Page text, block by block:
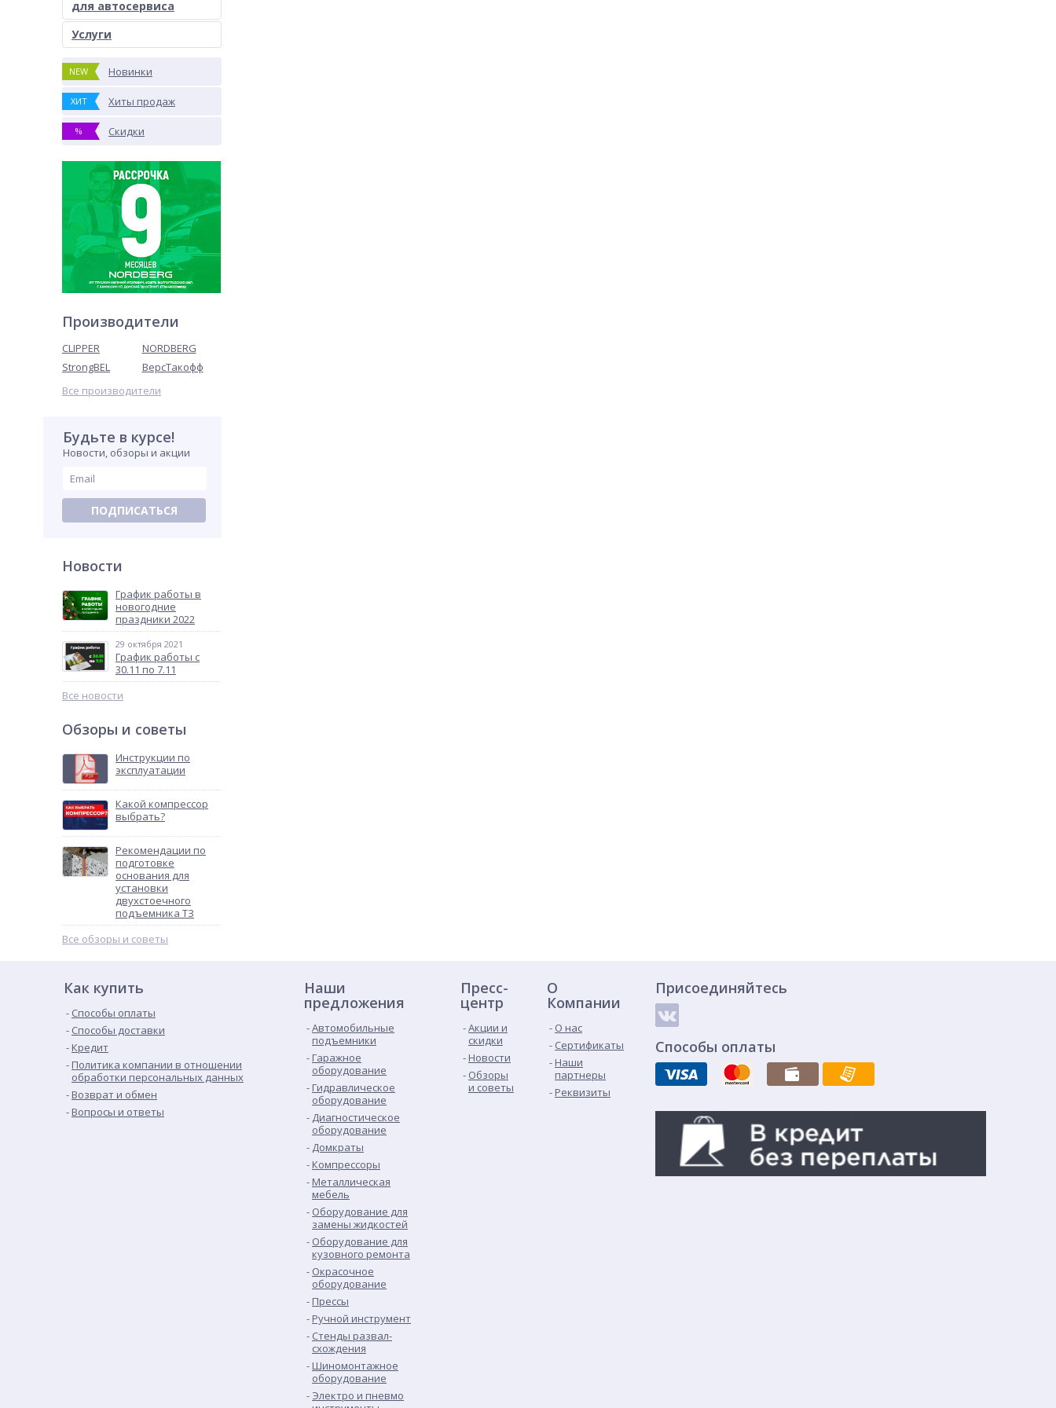
для автосервиса
Услуги
NEW Новинки
ХИТ Хиты продаж
% Скидки
Производители
CLIPPER
NORDBERG
StrongBEL
ВерсТакофф
Все производители
Будьте в курсе!
Новости, обзоры и акции
ПОДПИСАТЬСЯ
Новости
График работы в
новогодние
праздники 2022
29 октября 2021
График работы с
30.11 по 7.11
Все новости
Обзоры и советы
Инструкции по
эксплуатации
Какой компрессор
выбрать?
Рекомендации по
подготовке
основания для
установки
двухстоечного
подъемника ТЗ
Все обзоры и советы
Как купить
Способы оплаты
Способы доставки
Кредит
Политика компании в отношении
обработки персональных данных
Возврат и обмен
Вопросы и ответы
Наши
предложения
Автомобильные
подъемники
Гаражное
оборудование
Гидравлическое
оборудование
Диагностическое
оборудование
Домкраты
Компрессоры
Металлическая
мебель
Оборудование для
замены жидкостей
Оборудование для
кузовного ремонта
Окрасочное
оборудование
Прессы
Ручной инструмент
Стенды развал-
схождения
Шиномонтажное
оборудование
Электро и пневмо
Пресс-
центр
Акции и
скидки
Новости
Обзоры
и советы
О
Компании
О нас
Сертификаты
Наши
партнеры
Реквизиты
Присоединяйтесь
Способы оплаты